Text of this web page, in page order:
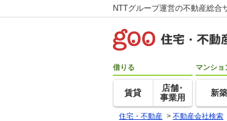
NTTグループ運営の不動産総合
借りる
賃貸
店舗･
事業用
マンショ
新築
住宅・不動産 > 不動産会社検索